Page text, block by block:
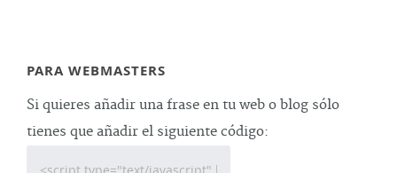
PARA WEBMASTERS
Si quieres añadir una frase en tu web o blog sólo
tienes que añadir el siguiente código: